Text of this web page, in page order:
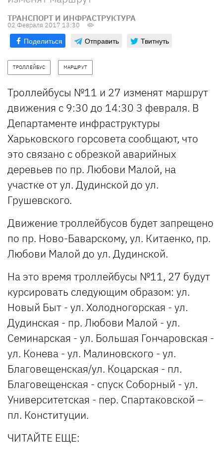
ТРАНСПОРТ И ИНФРАСТРУКТУРА
02 Февраля 2017 13:30
Поделиться Отправить Твитнуть
ТРОЛЛЕЙБУС МАРШРУТ
Троллейбусы №11 и 27 изменят маршрут
движения с 9:30 до 14:30 3 февраля. В
Департаменте инфраструктуры
Харьковского горсовета сообщают, что
это связано с обрезкой аварийных
деревьев по пр. Любови Малой, на
участке от ул. Дудинской до ул.
Грушевского.
Движение троллейбусов будет запрещено
по пр. Ново-Баварскому, ул. Китаенко, пр.
Любови Малой до ул. Дудинской.
На это время троллейбусы №11, 27 будут
курсировать следующим образом: ул.
Новый Быт - ул. Холодногорская - ул.
Дудинская - пр. Любови Малой - ул.
Семинарская - ул. Большая Гончаровская -
ул. Конева - ул. Малиновского - ул.
Благовещенская/ул. Коцарская - пл.
Благовещенская - спуск Соборный - ул.
Университетская - пер. Спартаковской –
пл. Конституции.
ЧИТАЙТЕ ЕЩЕ: